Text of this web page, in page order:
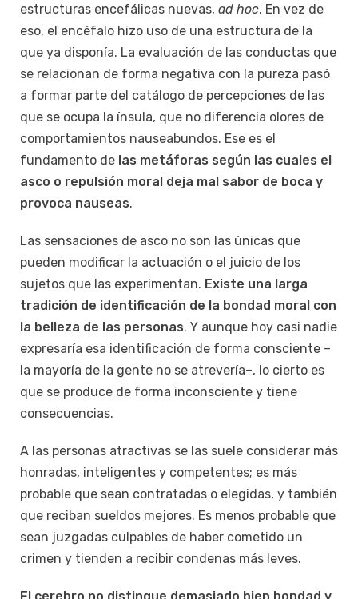
estructuras encefálicas nuevas, ad hoc. En vez de
eso, el encéfalo hizo uso de una estructura de la
que ya disponía. La evaluación de las conductas que
se relacionan de forma negativa con la pureza pasó
a formar parte del catálogo de percepciones de las
que se ocupa la ínsula, que no diferencia olores de
comportamientos nauseabundos. Ese es el
fundamento de las metáforas según las cuales el
asco o repulsión moral deja mal sabor de boca y
provoca nauseas.
Las sensaciones de asco no son las únicas que
pueden modificar la actuación o el juicio de los
sujetos que las experimentan. Existe una larga
tradición de identificación de la bondad moral con
la belleza de las personas. Y aunque hoy casi nadie
expresaría esa identificación de forma consciente –
la mayoría de la gente no se atrevería–, lo cierto es
que se produce de forma inconsciente y tiene
consecuencias.
A las personas atractivas se las suele considerar más
honradas, inteligentes y competentes; es más
probable que sean contratadas o elegidas, y también
que reciban sueldos mejores. Es menos probable que
sean juzgadas culpables de haber cometido un
crimen y tienden a recibir condenas más leves.